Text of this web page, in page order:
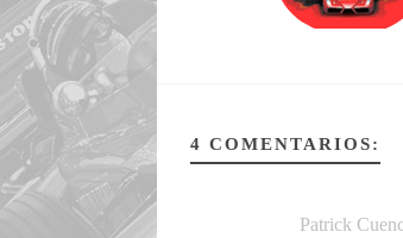
4 COMENTARIOS:
Patrick